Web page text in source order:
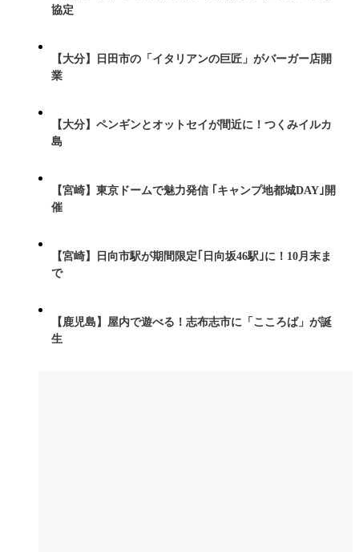
協定
【大分】日田市の「イタリアンの巨匠」がバーガー店開
業
【大分】ペンギンとオットセイが間近に！つくみイルカ
島
【宮崎】東京ドームで魅力発信 ｢キャンプ地都城DAY｣開
催
【宮崎】日向市駅が期間限定｢日向坂46駅｣に！10月末ま
で
【鹿児島】屋内で遊べる！志布志市に「こころば」が誕
生